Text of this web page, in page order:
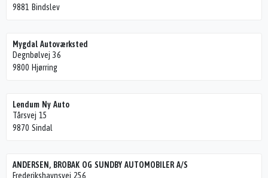
9881 Bindslev
Mygdal Autoværksted
Degnbølvej 36
9800 Hjørring
Lendum Ny Auto
Tårsvej 15
9870 Sindal
ANDERSEN, BROBAK OG SUNDBY AUTOMOBILER A/S
Frederikshavnsvej 256